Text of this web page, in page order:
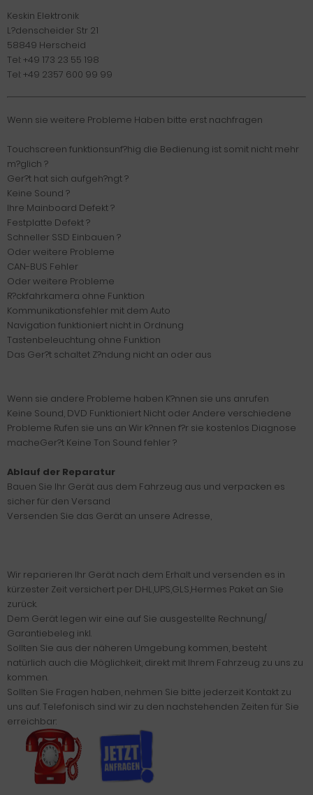
Keskin Elektronik
L?denscheider Str 21
58849 Herscheid
Tel: +49 173 23 55 198
Tel: +49 2357 600 99 99
Wenn sie weitere Probleme Haben bitte erst nachfragen
Touchscreen funktionsunf?hig die Bedienung ist somit nicht mehr
m?glich ?
Ger?t hat sich aufgeh?ngt ?
Keine Sound ?
Ihre Mainboard Defekt ?
Festplatte Defekt ?
Schneller SSD Einbauen ?
Oder weitere Probleme
CAN-BUS Fehler
Oder weitere Probleme
R?ckfahrkamera ohne Funktion
Kommunikationsfehler mit dem Auto
Navigation funktioniert nicht in Ordnung
Tastenbeleuchtung ohne Funktion
Das Ger?t schaltet Z?ndung nicht an oder aus
Wenn sie andere Probleme haben K?nnen sie uns anrufen
Keine Sound, DVD Funktioniert Nicht oder Andere verschiedene
Probleme Rufen sie uns an Wir k?nnen f?r sie kostenlos Diagnose
macheGer?t Keine Ton Sound fehler ?
Ablauf der Reparatur
Bauen Sie Ihr Gerät aus dem Fahrzeug aus und verpacken es
sicher für den Versand
Versenden Sie das Gerät an unsere Adresse,
Wir reparieren Ihr Gerät nach dem Erhalt und versenden es in
kürzester Zeit versichert per DHL,UPS,GLS,Hermes Paket an Sie
zurück.
Dem Gerät legen wir eine auf Sie ausgestellte Rechnung/
Garantiebeleg inkl.
Sollten Sie aus der näheren Umgebung kommen, besteht
natürlich auch die Möglichkeit, direkt mit Ihrem Fahrzeug zu uns zu
kommen.
Sollten Sie Fragen haben, nehmen Sie bitte jederzeit Kontakt zu
uns auf. Telefonisch sind wir zu den nachstehenden Zeiten für Sie
erreichbar: